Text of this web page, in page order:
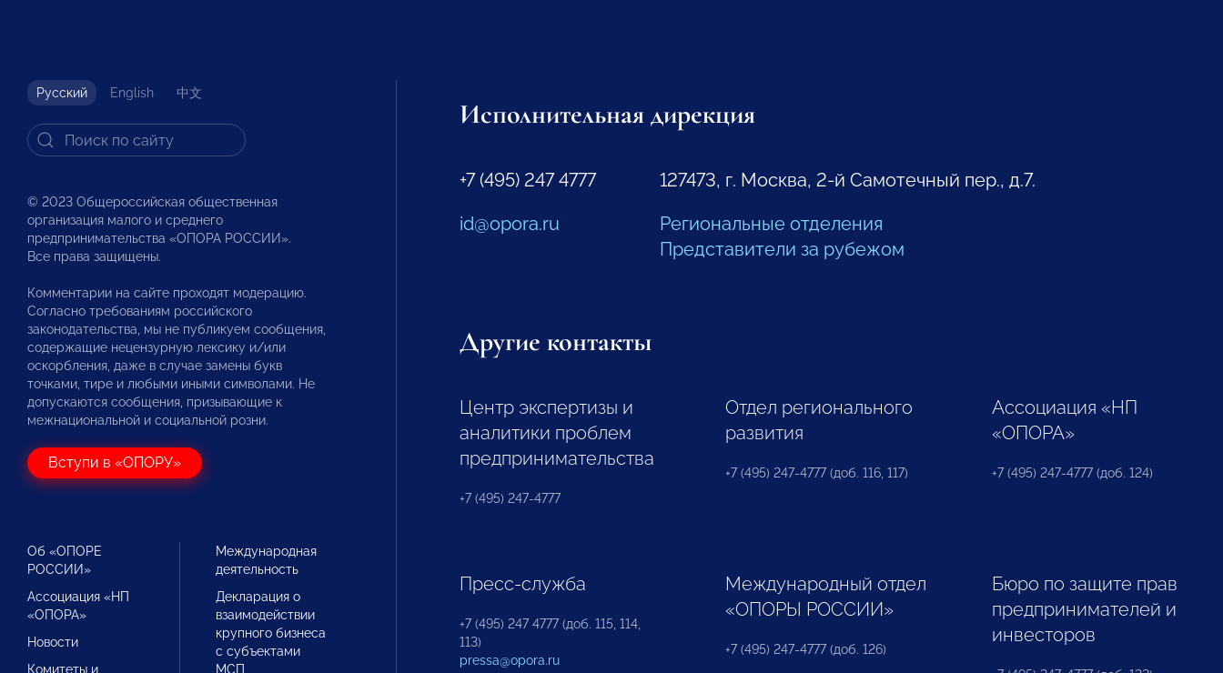
Русский English 中文
© 2023 Общероссийская общественная
организация малого и среднего
предпринимательства «ОПОРА РОССИИ».
Все права защищены.
Комментарии на сайте проходят модерацию.
Согласно требованиям российского
законодательства, мы не публикуем сообщения,
содержащие нецензурную лексику и/или
оскорбления, даже в случае замены букв
точками, тире и любыми иными символами. Не
допускаются сообщения, призывающие к
межнациональной и социальной розни.
Вступи в «ОПОРУ»
Об «ОПОРЕ
РОССИИ»
Ассоциация «НП
«ОПОРА»
Новости
Комитеты и
Международная
деятельность
Декларация о
взаимодействии
крупного бизнеса
с субъектами
МСП
Исполнительная дирекция
+7 (495) 247 4777
id@opora.ru
127473, г. Москва, 2-й Самотечный пер., д.7.
Региональные отделения
Представители за рубежом
Другие контакты
Центр экспертизы и
аналитики проблем
предпринимательства
+7 (495) 247-4777
Отдел регионального
развития
+7 (495) 247-4777 (доб. 116, 117)
Ассоциация «НП
«ОПОРА»
+7 (495) 247-4777 (доб. 124)
Пресс-служба
+7 (495) 247 4777 (доб. 115, 114,
113)
pressa@opora.ru
Международный отдел
«ОПОРЫ РОССИИ»
+7 (495) 247-4777 (доб. 126)
Бюро по защите прав
предпринимателей и
инвесторов